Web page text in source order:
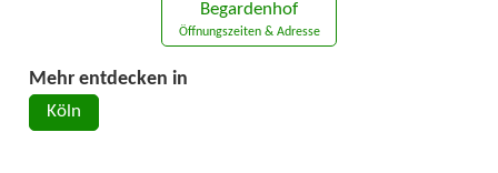
Begardenhof
Öffnungszeiten & Adresse
Mehr entdecken in
Köln